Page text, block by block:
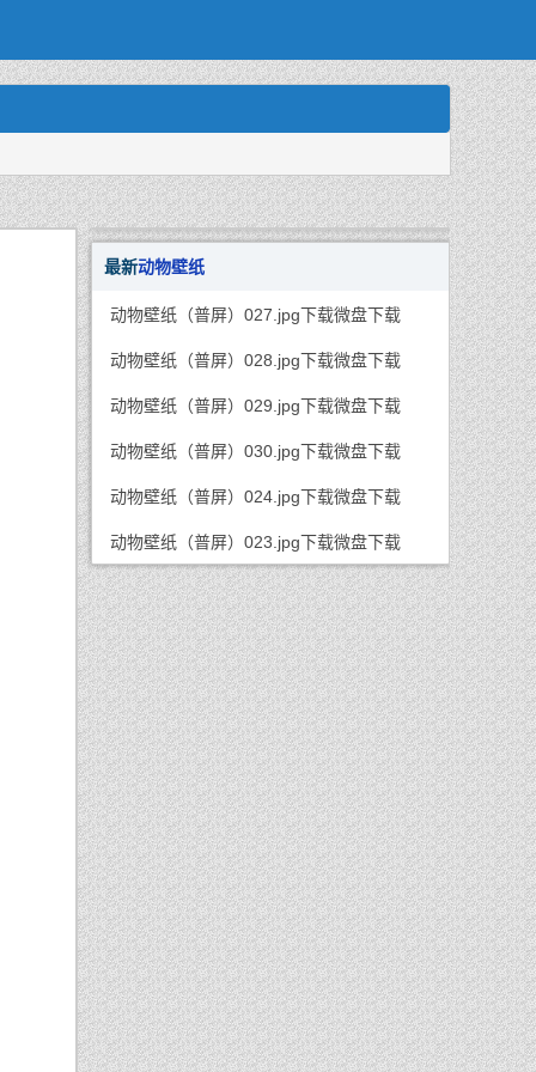
最新动物壁纸
动物壁纸（普屏）027.jpg下载微盘下载
动物壁纸（普屏）028.jpg下载微盘下载
动物壁纸（普屏）029.jpg下载微盘下载
动物壁纸（普屏）030.jpg下载微盘下载
动物壁纸（普屏）024.jpg下载微盘下载
动物壁纸（普屏）023.jpg下载微盘下载